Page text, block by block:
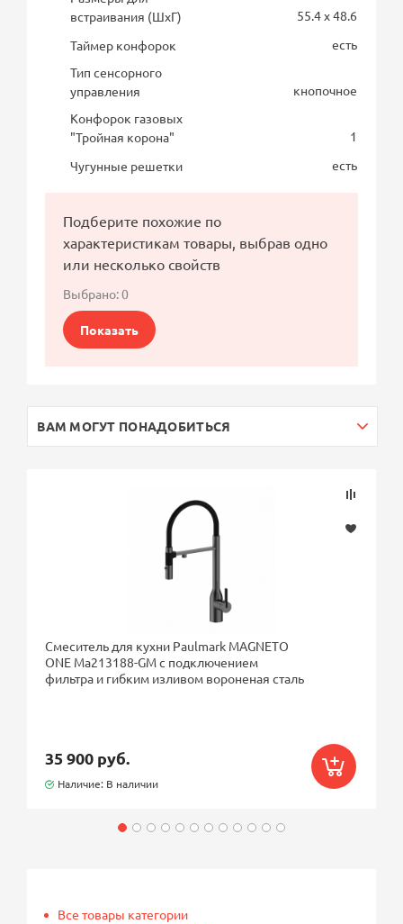
встраивания (ШхГ)
55.4 x 48.6
Таймер конфорок
есть
Тип сенсорного
управления
кнопочное
Конфорок газовых
"Тройная корона"
1
Чугунные решетки
есть
Подберите похожие по
характеристикам товары, выбрав одно
или несколько свойств
Выбрано:0
Показать
ВАМ МОГУТ ПОНАДОБИТЬСЯ
Смеситель для кухни Paulmark MAGNETO
ONE Ma213188-GM с подключением
фильтра и гибким изливом вороненая сталь
35 900 руб.
Наличие: В наличии
Все товары категории